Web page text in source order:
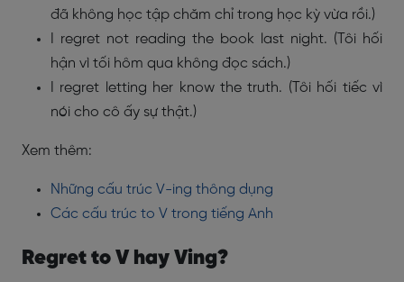
đã không học tập chăm chỉ trong học kỳ vừa rồi.)
I regret not reading the book last night. (Tôi hối
hận vì tối hôm qua không đọc sách.)
I regret letting her know the truth. (Tôi hối tiếc vì
nói cho cô ấy sự thật.)
Xem thêm:
Những cấu trúc V-ing thông dụng
Các cấu trúc to V trong tiếng Anh
Regret to V hay Ving?